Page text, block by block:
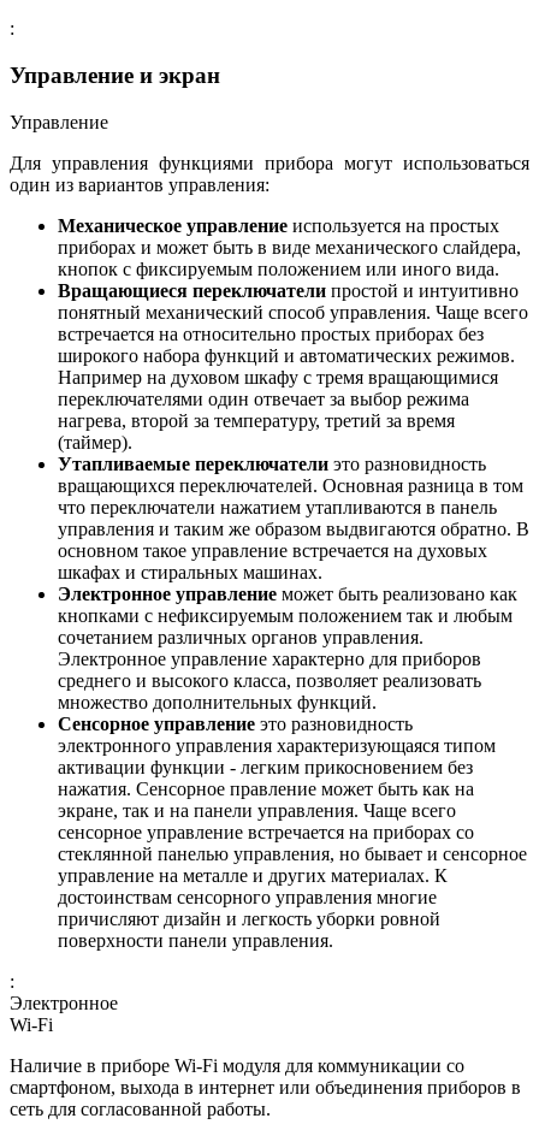
:
Управление и экран
Управление
Для управления функциями прибора могут использоваться
один из вариантов управления:
Механическое управление используется на простых
приборах и может быть в виде механического слайдера,
кнопок с фиксируемым положением или иного вида.
Вращающиеся переключатели простой и интуитивно
понятный механический способ управления. Чаще всего
встречается на относительно простых приборах без
широкого набора функций и автоматических режимов.
Например на духовом шкафу с тремя вращающимися
переключателями один отвечает за выбор режима
нагрева, второй за температуру, третий за время
(таймер).
Утапливаемые переключатели это разновидность
вращающихся переключателей. Основная разница в том
что переключатели нажатием утапливаются в панель
управления и таким же образом выдвигаются обратно. В
основном такое управление встречается на духовых
шкафах и стиральных машинах.
Электронное управление может быть реализовано как
кнопками с нефиксируемым положением так и любым
сочетанием различных органов управления.
Электронное управление характерно для приборов
среднего и высокого класса, позволяет реализовать
множество дополнительных функций.
Сенсорное управление это разновидность
электронного управления характеризующаяся типом
активации функции - легким прикосновением без
нажатия. Сенсорное правление может быть как на
экране, так и на панели управления. Чаще всего
сенсорное управление встречается на приборах со
стеклянной панелью управления, но бывает и сенсорное
управление на металле и других материалах. К
достоинствам сенсорного управления многие
причисляют дизайн и легкость уборки ровной
поверхности панели управления.
:
Электронное
Wi-Fi
Наличие в приборе Wi-Fi модуля для коммуникации со
смартфоном, выхода в интернет или объединения приборов в
сеть для согласованной работы.